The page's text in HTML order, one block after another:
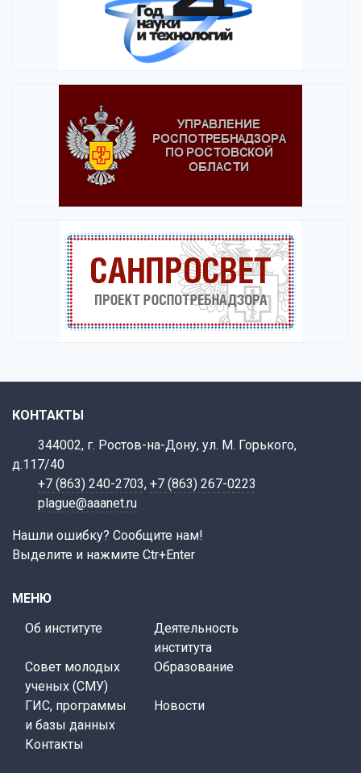
КОНТАКТЫ
344002, г. Ростов-на-Дону, ул. М. Горького,
д.117/40
+7 (863) 240-2703, +7 (863) 267-0223
plague@aaanet.ru
Нашли ошибку? Сообщите нам!
Выделите и нажмите Ctr+Enter
МЕНЮ
Об институте
Деятельность
института
Совет молодых
ученых (СМУ)
Образование
ГИС, программы
и базы данных
Новости
Контакты